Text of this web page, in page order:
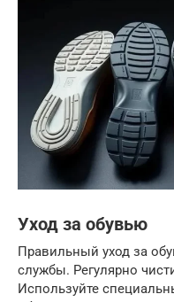
Уход за обувью
Правильный уход за
службы. Регулярно
Используйте